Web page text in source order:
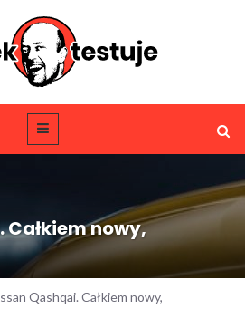
Całkiem nowy,
Qashqai. Całkiem nowy,